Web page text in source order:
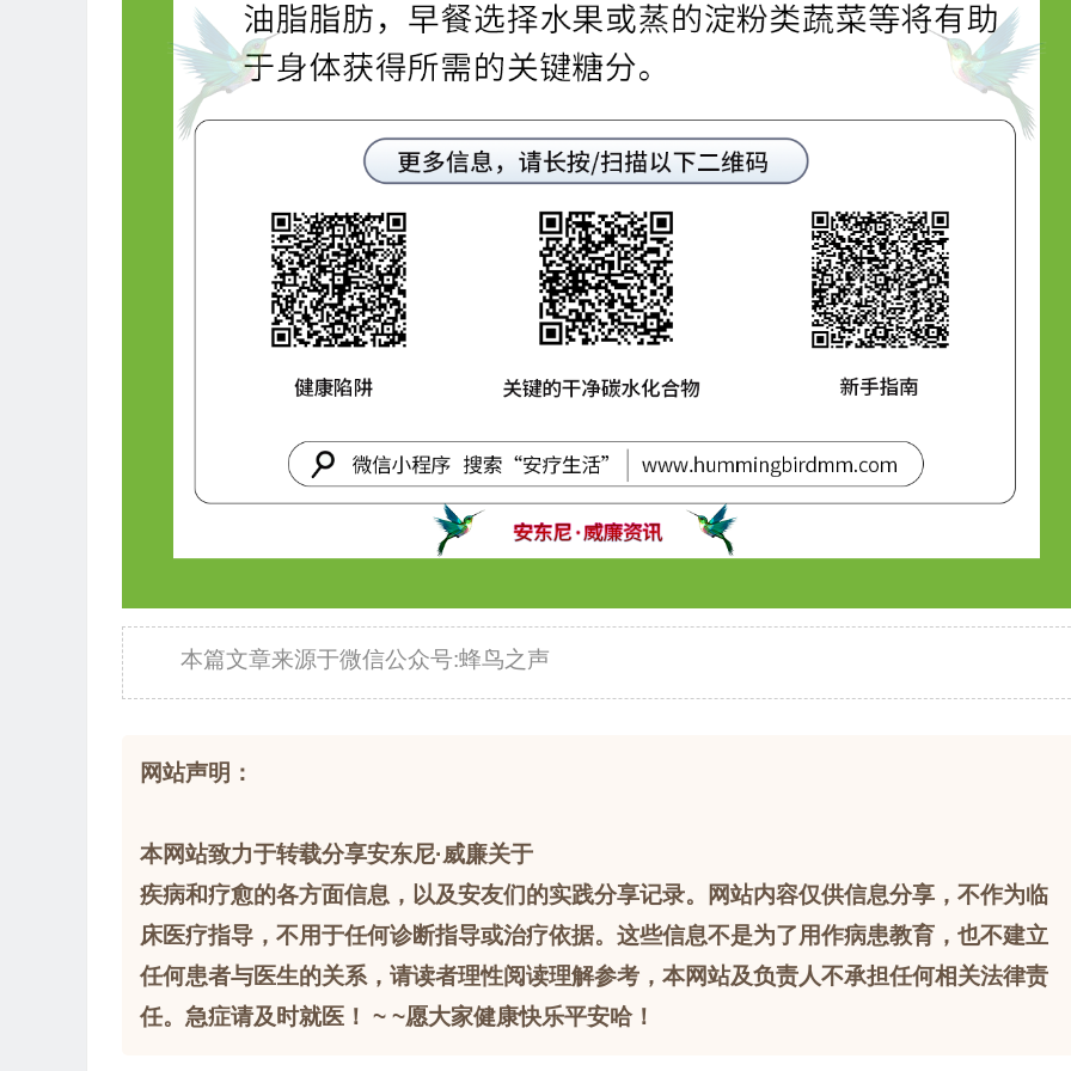
本篇文章来源于微信公众号:蜂鸟之声
网站声明：
本网站致力于转载分享安东尼·威廉关于
疾病和疗愈的各方面信息，以及安友们的实践分享记录。网站内容仅供信息分享，不作为临
床医疗指导，不用于任何诊断指导或治疗依据。这些信息不是为了用作病患教育，也不建立
任何患者与医生的关系，请读者理性阅读理解参考，本网站及负责人不承担任何相关法律责
任。急症请及时就医！ ~ ~愿大家健康快乐平安哈！